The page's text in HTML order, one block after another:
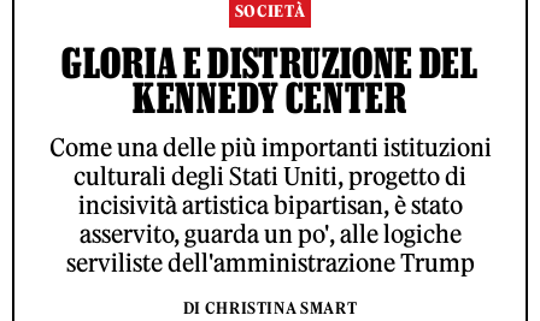
SOCIETÀ
GLORIA E DISTRUZIONE DEL
KENNEDY CENTER
Come una delle più importanti istituzioni
culturali degli Stati Uniti, progetto di
incisività artistica bipartisan, è stato
asservito, guarda un po', alle logiche
serviliste dell'amministrazione Trump
DI CHRISTINA SMART